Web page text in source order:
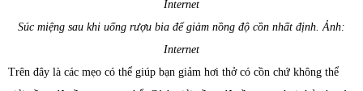
Súc miệng sau khi uống rượu bia để giảm nồng độ cồn nhất định. Ảnh:
Internet
Trên đây là các mẹo có thể giúp bạn giảm hơi thở có cồn chứ không thể